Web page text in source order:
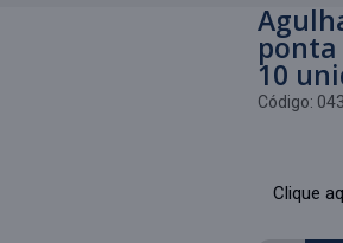
ponta
10
Código:
Clique